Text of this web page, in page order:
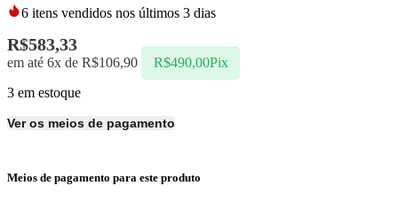
6 itens vendidos nos últimos 3 dias
R$583,33
em até 6x de R$106,90 R$490,00Pix
3 em estoque
Ver os meios de pagamento
Meios de pagamento para este produto